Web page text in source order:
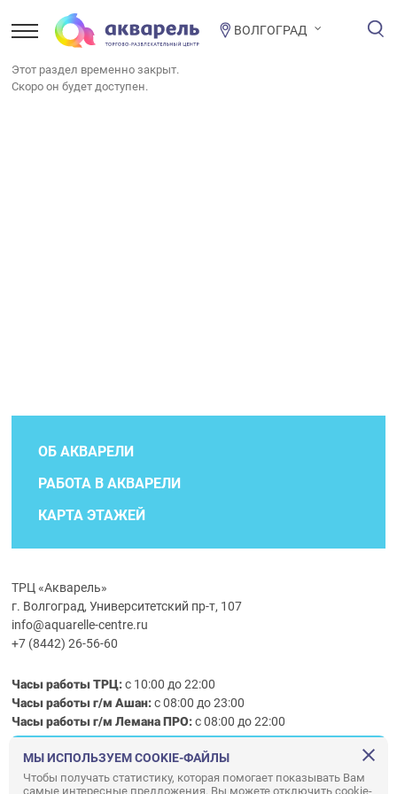
ВОЛГОГРАД
Этот раздел временно закрыт.
Скоро он будет доступен.
ОБ АКВАРЕЛИ
РАБОТА В АКВАРЕЛИ
КАРТА ЭТАЖЕЙ
ТРЦ «Акварель»
г. Волгоград, Университетский пр-т, 107
info@aquarelle-centre.ru
+7 (8442) 26-56-60
Часы работы ТРЦ:с 10:00 до 22:00
Часы работы г/м Ашан:с 08:00 до 23:00
Часы работыг/мЛемана ПРО:с 08:00 до 22:00
Правила посещения ТРЦ «Акварель»
МЫ ИСПОЛЬЗУЕМ COOKIE-ФАЙЛЫ
Чтобы получать статистику, которая помогает показывать Вам
самые интересные предложения. Вы можете отключить cookie-